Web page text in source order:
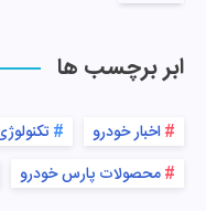
ابر برچسب ها
اخبار خودرو
محصولات پارس خودرو